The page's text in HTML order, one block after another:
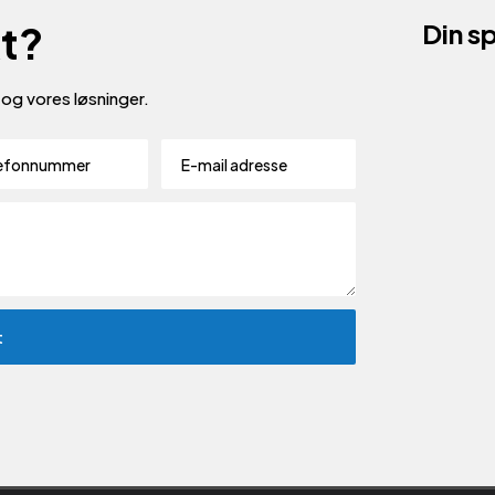
vores løsninger.
Din